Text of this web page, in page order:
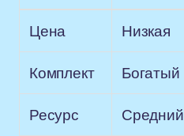
Цена Низкая
Комплект Богатый
Ресурс Средний